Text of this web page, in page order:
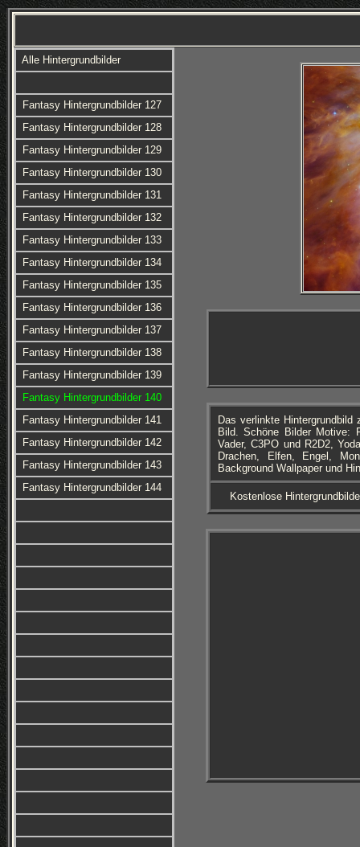
Alle Hintergrundbilder
Fantasy Hintergrundbilder 127
Fantasy Hintergrundbilder 128
Fantasy Hintergrundbilder 129
Fantasy Hintergrundbilder 130
Fantasy Hintergrundbilder 131
Fantasy Hintergrundbilder 132
Fantasy Hintergrundbilder 133
Fantasy Hintergrundbilder 134
Fantasy Hintergrundbilder 135
Fantasy Hintergrundbilder 136
Fantasy Hintergrundbilder 137
Fantasy Hintergrundbilder 138
Fantasy Hintergrundbilder 139
Fantasy Hintergrundbilder 140
Fantasy Hintergrundbilder 141
Fantasy Hintergrundbilder 142
Fantasy Hintergrundbilder 143
Fantasy Hintergrundbilder 144
Das verlinkte
Bild. Schöne Bilder Motive:
Vader, C3PO und R2D2,
Drachen, Elfen, Engel,
Background Wallpaper und
Kostenlose